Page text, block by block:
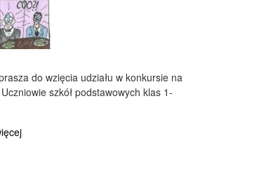
do wzięcia udziału w konkursie na
szkół podstawowych klas 1-